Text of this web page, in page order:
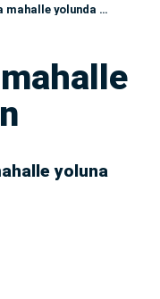
yolunda heyelan
yoluna